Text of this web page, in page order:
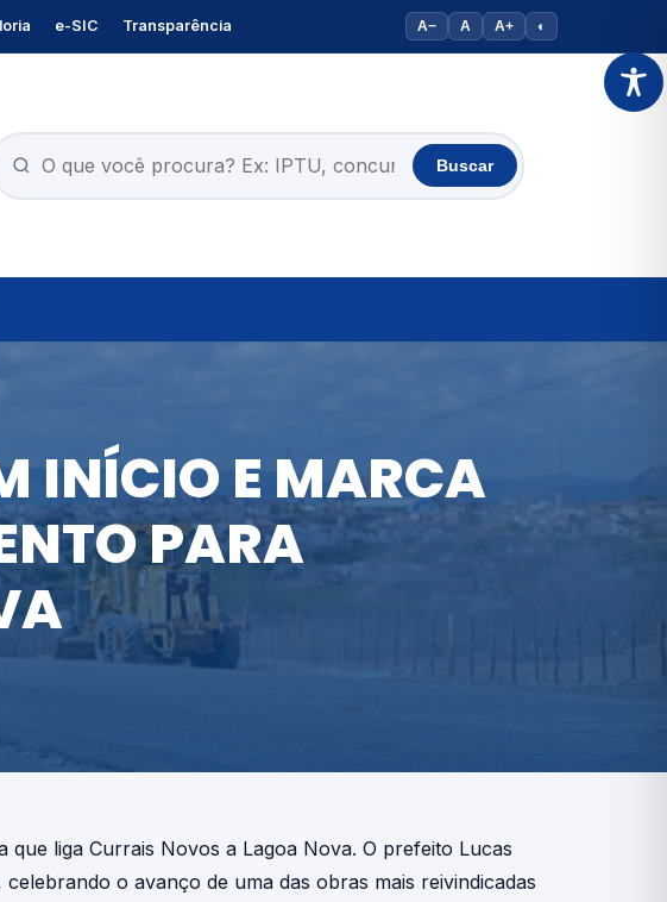
e-SIC Transparência A− A A+ ◐
Buscar
INÍCIO E MARCA
PARA
liga Currais Novos a Lagoa Nova. O prefeito Lucas
o avanço de uma das obras mais reivindicadas